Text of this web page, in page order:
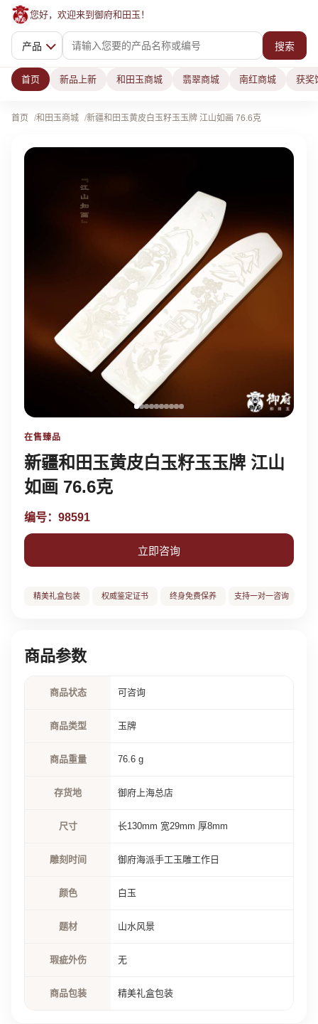
您好，欢迎来到御府和田玉！
产品 搜索
首页 新品上新 和田玉商城 翡翠商城 南红商城 获奖
首页 和田玉商城 新疆和田玉黄皮白玉籽玉玉牌 江山如画 76.6克
在售臻品
新疆和田玉黄皮白玉籽玉玉牌 江山
如画 76.6克
编号：98591
立即咨询
精美礼盒包装 权威鉴定证书 终身免费保养 支持一对一咨询
商品参数
商品状态 可咨询
商品类型 玉牌
商品重量 76.6 g
存货地 御府上海总店
尺寸 长130mm 宽29mm 厚8mm
雕刻时间 御府海派手工玉雕工作日
颜色 白玉
题材 山水风景
瑕疵外伤 无
商品包装 精美礼盒包装